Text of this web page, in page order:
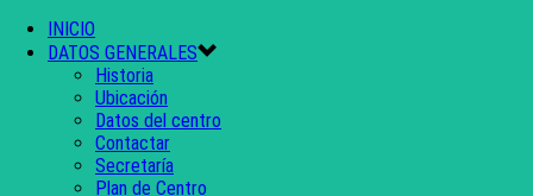
INICIO
DATOS GENERALES
Historia
Ubicación
Datos del centro
Contactar
Secretaría
Plan de Centro